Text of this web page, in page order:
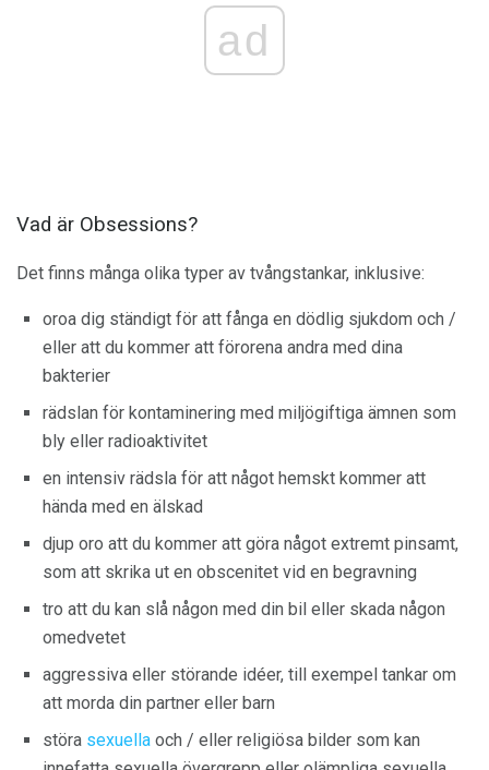
ad
Vad är Obsessions?
Det finns många olika typer av tvångstankar, inklusive:
oroa dig ständigt för att fånga en dödlig sjukdom och /
eller att du kommer att förorena andra med dina
bakterier
rädslan för kontaminering med miljögiftiga ämnen som
bly eller radioaktivitet
en intensiv rädsla för att något hemskt kommer att
hända med en älskad
djup oro att du kommer att göra något extremt pinsamt,
som att skrika ut en obscenitet vid en begravning
tro att du kan slå någon med din bil eller skada någon
omedvetet
aggressiva eller störande idéer, till exempel tankar om
att morda din partner eller barn
störa sexuella och / eller religiösa bilder som kan